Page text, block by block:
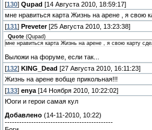
[130] Qupad [14 Августа 2010, 18:59:17]
мне нравиться карта Жизнь на арене , я свою
[131 ] Preveter[25 Августа 2010, 13:23:38]
Quote (Qupad)
мне нравиться карта Жизнь на арене , я свою карту
Выложи на форуме, если так...
[132] KING_Dead [27 Августа 2010, 16:11:23]
Жизнь на арене вобще прикольная!!!
[133] enya [14 Ноября 2010, 10:22:02]
Юоги и герои самая кул
Добавлено (14-11-2010, 10:22)
---------------------------------------------